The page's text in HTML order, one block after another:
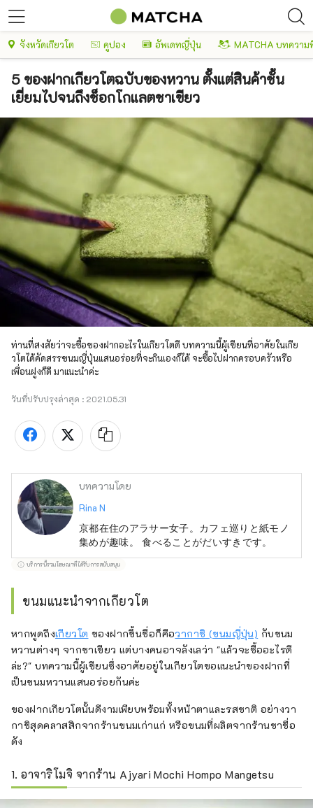
จังหวัดเกียวโต คูปอง อัพเดทญี่ปุ่น MATCHA บทความ
5 ของฝากเกียวโตฉบับของหวาน ตั้งแต่สินค้าชั้น
เยี่ยมไปจนถึงช็อกโกแลตชาเขียว
ท่านที่สงสัยว่าจะซื้อของฝากอะไรในเกียวโตดี บทความนี้ผู้เขียนที่อาศัยในเกีย
วโตได้คัดสรรขนมญี่ปุ่นแสนอร่อยที่จะกินเองก็ได้ จะซื้อไปฝากครอบครัวหรือ
เพื่อนฝูงก็ดี มาแนะนำค่ะ
วันที่ปรับปรุงล่าสุด : 2021.05.31
บทความโดย
Rina N
京都在住のアラサー女子。カフェ巡りと紙モノ
集めが趣味。 食べることがだいすきです。
บริการนี้รวมโฆษณาที่ได้รับการสนับสนุน
ขนมแนะนำจากเกียวโต
หากพูดถึงเกียวโต ของฝากขึ้นชื่อก็คือวากาชิ (ขนมญี่ปุ่น) กับขนม
หวานต่างๆ จากชาเขียว แต่บางคนอาจลังเลว่า "แล้วจะซื้ออะไรดี
ล่ะ?" บทความนี้ผู้เขียนซึ่งอาศัยอยู่ในเกียวโตขอแนะนำของฝากที่
เป็นขนมหวานแสนอร่อยกันค่ะ
ของฝากเกียวโตนั้นดีงามเพียบพร้อมทั้งหน้าตาและรสชาติ อย่างวา
กาชิสุดคลาสสิกจากร้านขนมเก่าแก่ หรือขนมที่ผลิตจากร้านชาชื่อ
ดัง
1. อาจาริโมจิ จากร้าน Ajyari Mochi Hompo Mangetsu